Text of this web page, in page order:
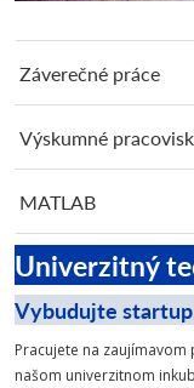
Záverečné práce
Výskumné
MATLAB
Univerzitný
Vybudujte
Pracujete na
našom univerzitnom